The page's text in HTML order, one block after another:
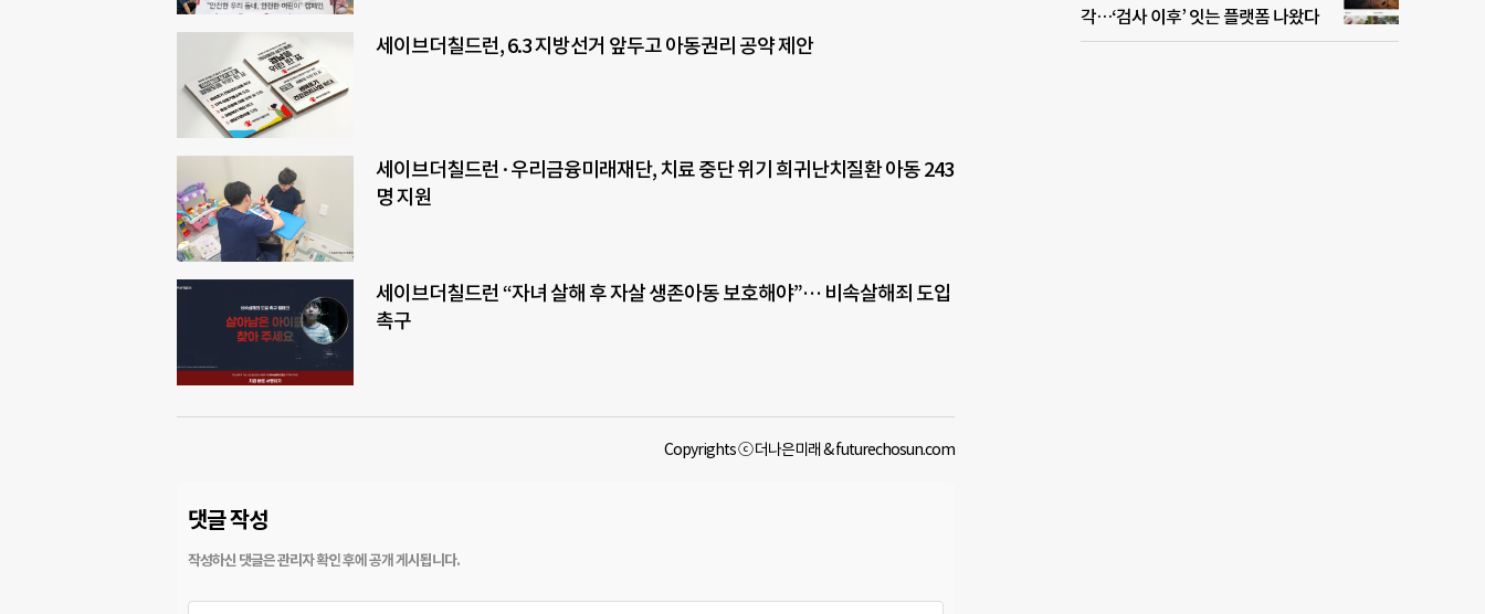
세이브더칠드런, 6.3 지방선거 앞두고 아동권리 공약 제안
세이브더칠드런·우리금융미래재단, 치료 중단 위기 희귀난치질환 아동 243
명 지원
세이브더칠드런 “자녀 살해 후 자살 생존아동 보호해야”… 비속살해죄 도입
촉구
Copyrights ⓒ 더나은미래 & futurechosun.com
댓글 작성
각…‘검사 이후’ 잇는 플랫폼 나왔다